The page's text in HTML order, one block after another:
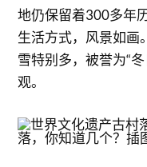
地仍保留着300多年
生活方式，风景如画
雪特别多，被誉为“
观。